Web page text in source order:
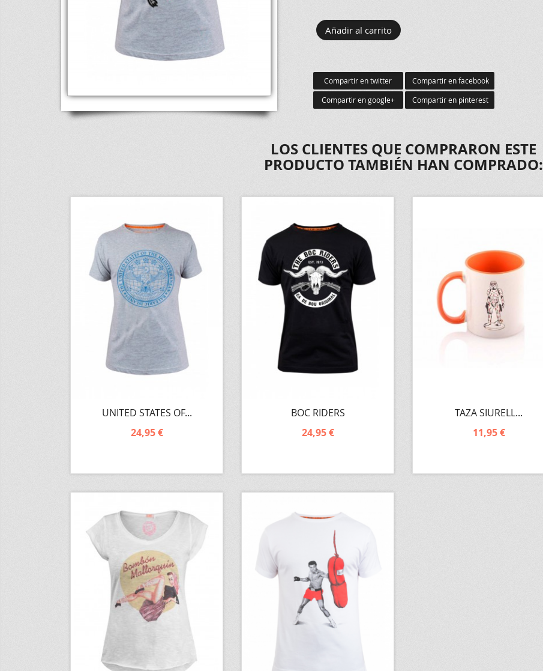
Compartir en twitter
Compartir en facebook
Compartir en google+
Compartir en pinterest
LOS CLIENTES QUE COMPRARON ESTE
PRODUCTO TAMBIÉN HAN COMPRADO:
UNITED STATES OF...
24,95 €
BOC RIDERS
24,95 €
TAZA SIURELL...
11,95 €